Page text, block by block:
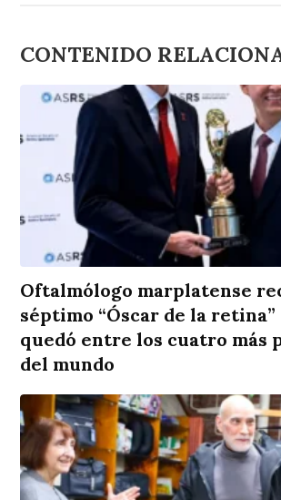
CONTENIDO
Oftalmólogo marplatense
séptimo “Óscar de la
quedó entre los cuatro más
del mundo